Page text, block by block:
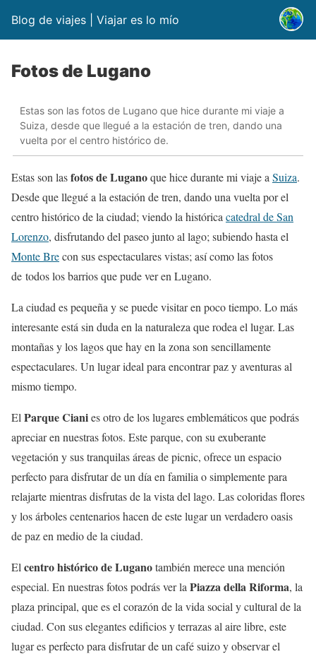
Blog de viajes | Viajar es lo mío
Fotos de Lugano
Estas son las fotos de Lugano que hice durante mi viaje a
Suiza, desde que llegué a la estación de tren, dando una
vuelta por el centro histórico de.
Estas son lasfotos de Luganoque hice durante mi viaje a Suiza.
Desde que llegué a la estación de tren, dando una vuelta por el
centro histórico de la ciudad; viendo la histórica catedral de San
Lorenzo, disfrutando del paseo junto al lago; subiendo hasta el
Monte Brecon sus espectaculares vistas; así como las fotos
de todos los barrios que pude ver en Lugano.
La ciudad es pequeña y se puede visitar en poco tiempo. Lo más
interesante está sin duda en la naturaleza que rodea el lugar. Las
montañas y los lagos que hay en la zona son sencillamente
espectaculares. Un lugar ideal para encontrar paz y aventuras al
mismo tiempo.
El Parque Cianies otro de los lugares emblemáticos que podrás
apreciar en nuestras fotos. Este parque, con su exuberante
vegetación y sus tranquilas áreas de picnic, ofrece un espacio
perfecto para disfrutar de un día en familia o simplemente para
relajarte mientras disfrutas de la vista del lago. Las coloridas flores
y los árboles centenarios hacen de este lugar un verdadero oasis
de paz en medio de la ciudad.
El centro histórico de Luganotambién merece una mención
especial. En nuestras fotos podrás ver la Piazza della Riforma, la
plaza principal, que es el corazón de la vida social y cultural de la
ciudad. Con sus elegantes edificios y terrazas al aire libre, este
lugar es perfecto para disfrutar de un café suizo y observar el